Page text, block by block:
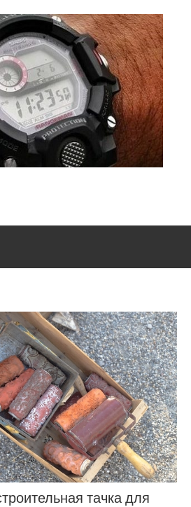
тачка для